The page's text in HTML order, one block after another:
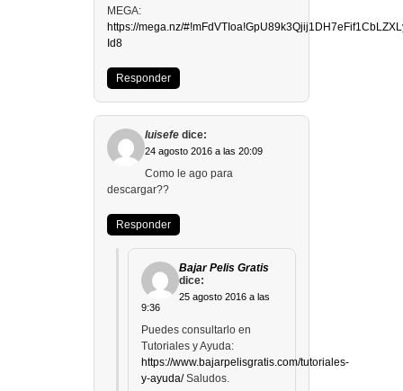
MEGA:
https://mega.nz/
Id8
Responder
luisefe dice:
24 agosto 2016 a las 20:09
Como le ago para
descargar??
Responder
Bajar Pelis Gratis
dice:
25 agosto 2016 a las
9:36
Puedes consultarlo en
Tutoriales y Ayuda:
https://www.bajarpelisgratis.com/tutoriales-
y-ayuda/Saludos.